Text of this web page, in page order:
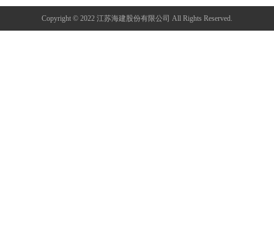
Copyright © 2022 江苏海建股份有限公司 All Rights Reserved.